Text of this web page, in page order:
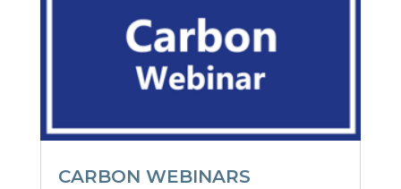
CARBON WEBINARS